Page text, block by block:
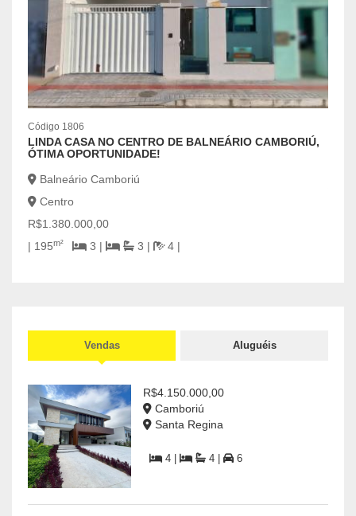
Código 1806
LINDA CASA NO CENTRO DE BALNEÁRIO CAMBORIÚ,
ÓTIMA OPORTUNIDADE!
Balneário Camboriú
Centro
R$1.380.000,00
| 195m² 3 | 3 | 4 |
Vendas Aluguéis
R$4.150.000,00
Camboriú
Santa Regina
4 | 4 | 6